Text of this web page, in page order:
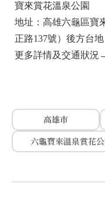
寶來賞花溫泉公園
地址：高雄六龜區寶
正路137號）後方台地
更多詳情及交通狀況
高雄市
六龜寶來溫泉賞花